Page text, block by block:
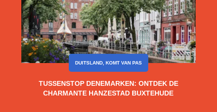
TUSSENSTOP DENEMARKEN: ONTDEK DE
CHARMANTE HANZESTAD BUXTEHUDE
DUITSLAND, KOMT VAN PAS